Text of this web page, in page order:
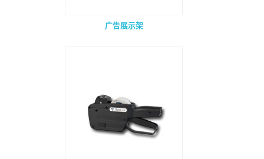
广告展示架